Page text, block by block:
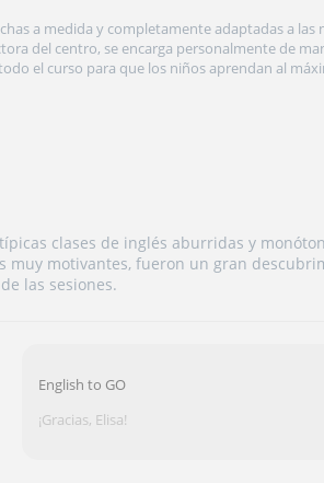
a medida y completamente adaptadas a
del centro, se encarga personalmente de
el curso para que los niños aprendan al
clases de inglés aburridas y
muy motivantes, fueron un gran
las sesiones.
English to GO
¡Gracias, Elisa!